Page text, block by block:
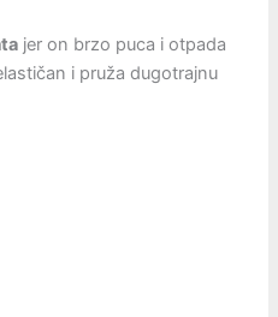
jer on brzo puca i otpada
i pruža dugotrajnu